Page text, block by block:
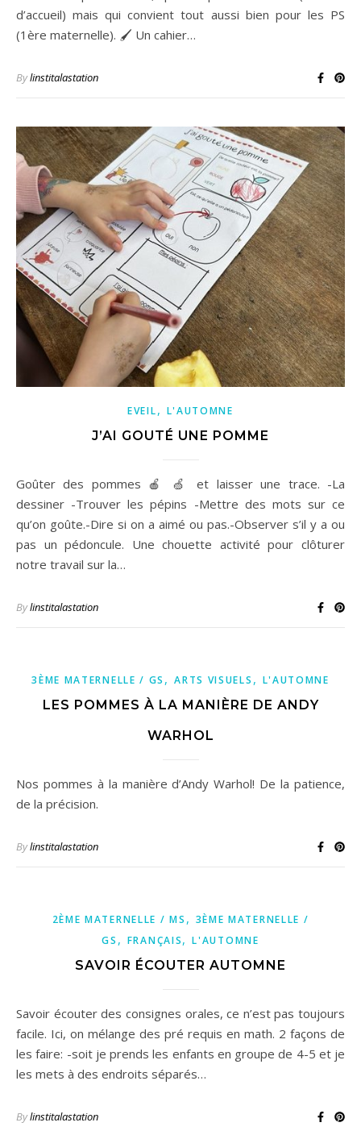
d’accueil) mais qui convient tout aussi bien pour les PS
(1ère maternelle). 🖌️ Un cahier…
Bylinstitalastation
EVEIL, L'AUTOMNE
J’AI GOUTÉ UNE POMME
Goûter des pommes 🍎 🍏 et laisser une trace. -La
dessiner -Trouver les pépins -Mettre des mots sur ce
qu’on goûte.-Dire si on a aimé ou pas.-Observer s’il y a ou
pas un pédoncule. Une chouette activité pour clôturer
notre travail sur la…
Bylinstitalastation
3ÈME MATERNELLE / GS ,ARTS VISUELS , L'AUTOMNE
LES POMMES À LA MANIÈRE DE ANDY
WARHOL
Nos pommes à la manière d’Andy Warhol! De la patience,
de la précision.
Bylinstitalastation
2ÈME MATERNELLE / MS , 3ÈME MATERNELLE /
GS , FRANÇAIS,L'AUTOMNE
SAVOIR ÉCOUTER AUTOMNE
Savoir écouter des consignes orales, ce n’est pas toujours
facile. Ici, on mélange des pré requis en math. 2 façons de
les faire: -soit je prends les enfants en groupe de 4-5 et je
les mets à des endroits séparés…
Bylinstitalastation